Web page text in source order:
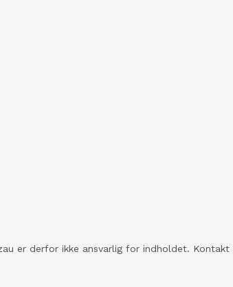
er derfor ikke ansvarlig for indholdet.